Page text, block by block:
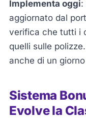
Implementa oggi:
aggiornato dal
verifica che tutti i
quelli sulle
anche di un
Sistema
Evolve la